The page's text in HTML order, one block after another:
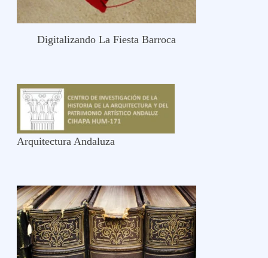
Digitalizando La Fiesta Barroca
Arquitectura Andaluza